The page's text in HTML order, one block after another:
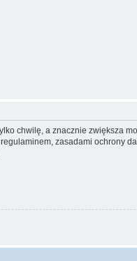
chwilę, a znacznie zwiększa
zasadami ochrony